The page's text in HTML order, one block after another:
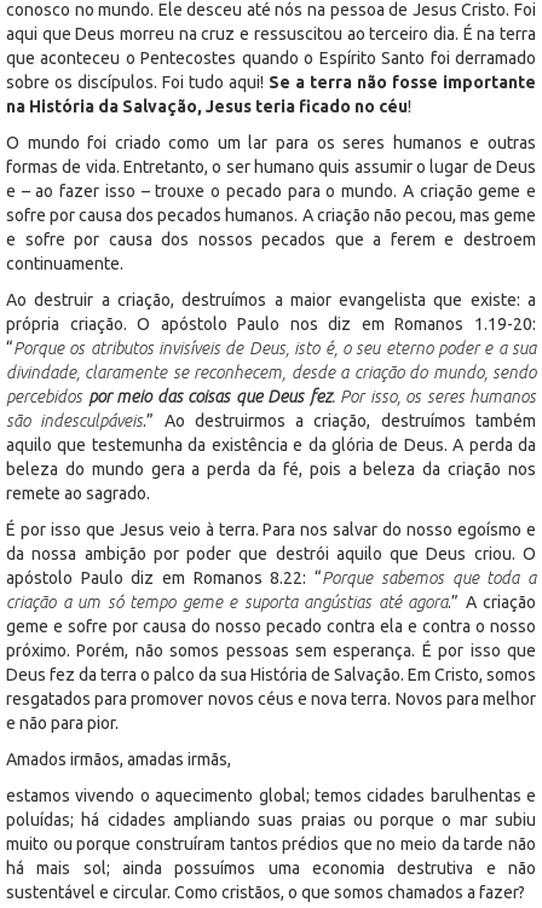
conosco no mundo. Ele desceu até nós na pessoa de Jesus Cristo. Foi
aqui que Deus morreu na cruz e ressuscitou ao terceiro dia. É na terra
que aconteceu o Pentecostes quando o Espírito Santo foi derramado
sobre os discípulos. Foi tudo aqui! Se a terra não fosse importante
na História da Salvação, Jesus teria ficado no céu!
O mundo foi criado como um lar para os seres humanos e outras
formas de vida. Entretanto, o ser humano quis assumir o lugar de Deus
e – ao fazer isso – trouxe o pecado para o mundo. A criação geme e
sofre por causa dos pecados humanos. A criação não pecou, mas geme
e sofre por causa dos nossos pecados que a ferem e destroem
continuamente.
Ao destruir a criação, destruímos a maior evangelista que existe: a
própria criação. O apóstolo Paulo nos diz em Romanos 1.19-20:
“Porque os atributos invisíveis de Deus, isto é, o seu eterno poder e a sua
divindade, claramente se reconhecem, desde a criação do mundo, sendo
percebidos por meio das coisas que Deus fez. Por isso, os seres humanos
são indesculpáveis.” Ao destruirmos a criação, destruímos também
aquilo que testemunha da existência e da glória de Deus. A perda da
beleza do mundo gera a perda da fé, pois a beleza da criação nos
remete ao sagrado.
É por isso que Jesus veio à terra. Para nos salvar do nosso egoísmo e
da nossa ambição por poder que destrói aquilo que Deus criou. O
apóstolo Paulo diz em Romanos 8.22: “Porque sabemos que toda a
criação a um só tempo geme e suporta angústias até agora.” A criação
geme e sofre por causa do nosso pecado contra ela e contra o nosso
próximo. Porém, não somos pessoas sem esperança. É por isso que
Deus fez da terra o palco da sua História de Salvação. Em Cristo, somos
resgatados para promover novos céus e nova terra. Novos para melhor
e não para pior.
Amados irmãos, amadas irmãs,
estamos vivendo o aquecimento global; temos cidades barulhentas e
poluídas; há cidades ampliando suas praias ou porque o mar subiu
muito ou porque construíram tantos prédios que no meio da tarde não
há mais sol; ainda possuímos uma economia destrutiva e não
sustentável e circular. Como cristãos, o que somos chamados a fazer?